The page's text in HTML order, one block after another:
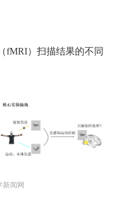
fMRI）扫描结果的不同
新闻网